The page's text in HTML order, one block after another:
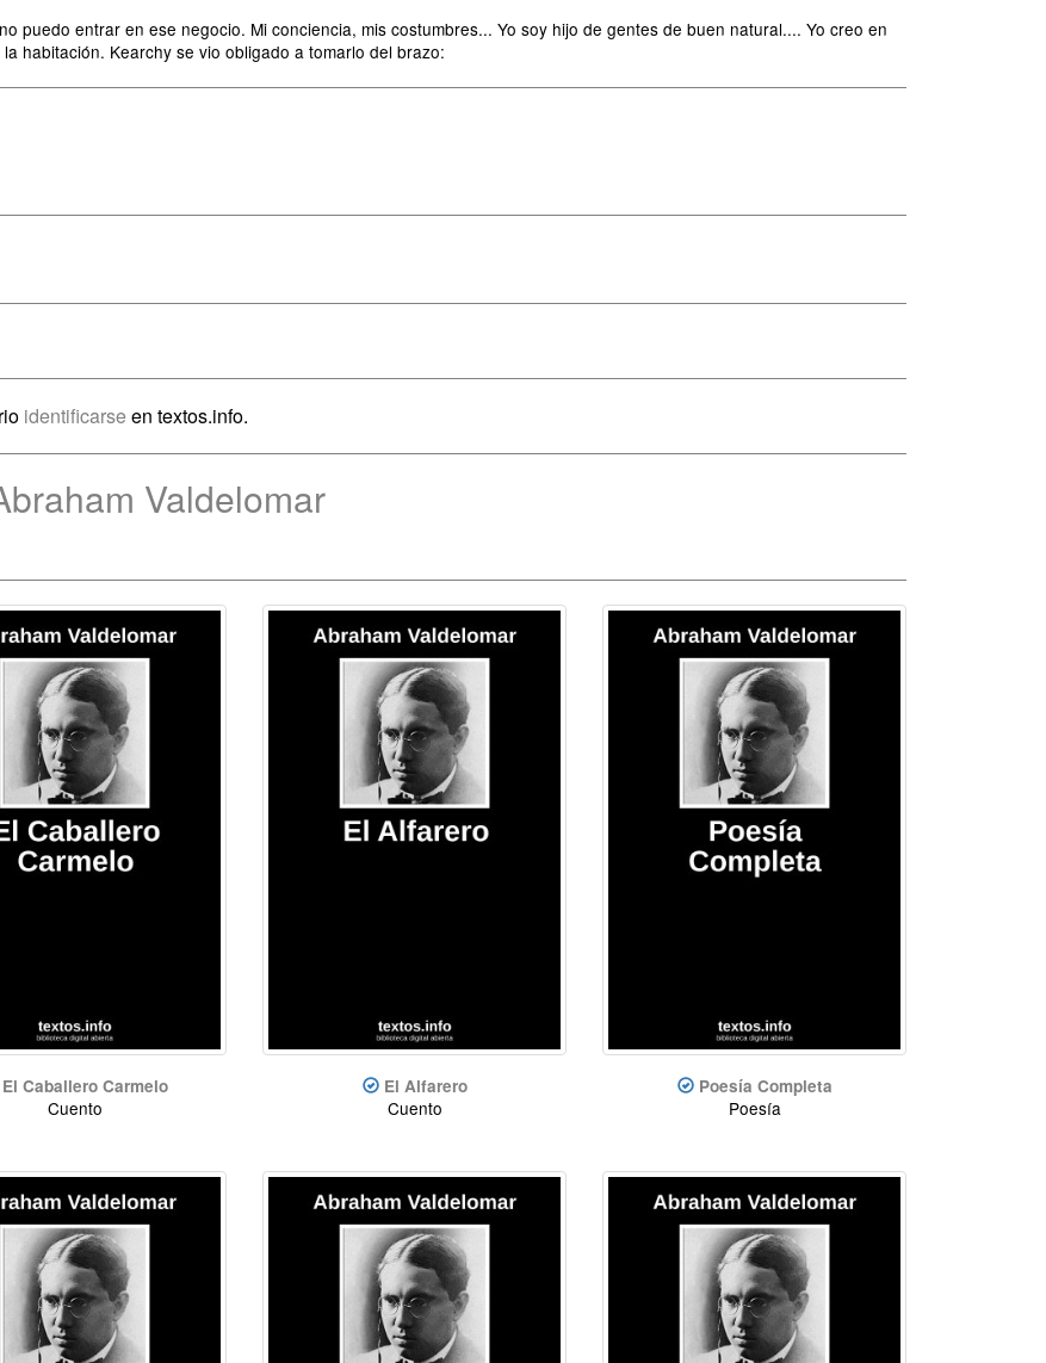
puedo entrar en ese negocio. Mi conciencia, mis costumbres... Yo soy hijo de gentes de buen natural.... Yo creo en
habitación. Kearchy se vio obligado a tomarlo del brazo:
identificarse en textos.info.
Valdelomar
El Caballero Carmelo
Cuento
El Alfarero
Cuento
Poesía Completa
Poesía